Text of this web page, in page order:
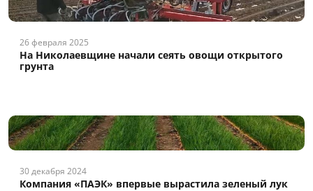
26 февраля 2025
На Николаевщине начали сеять овощи открытого
грунта
30 декабря 2024
Компания «ПАЭК» впервые вырастила зеленый лук